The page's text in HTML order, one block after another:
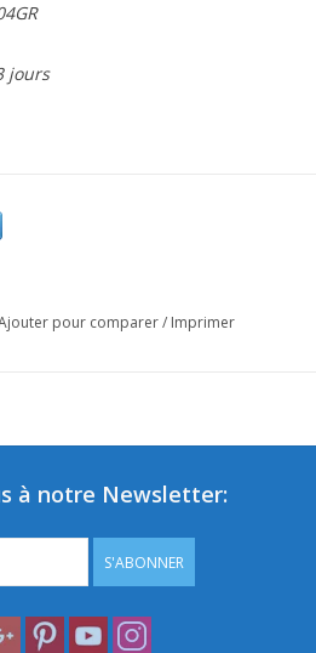
jours
pour comparer/ Imprimer
à notre Newsletter:
S'ABONNER